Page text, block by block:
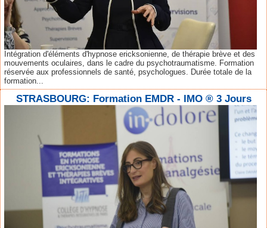
Intégration d'éléments d'hypnose ericksonienne, de thérapie brève et des
mouvements oculaires, dans le cadre du psychotraumatisme. Formation
réservée aux professionnels de santé, psychologues. Durée totale de la
formation...
STRASBOURG: Formation EMDR - IMO ® 3 Jours